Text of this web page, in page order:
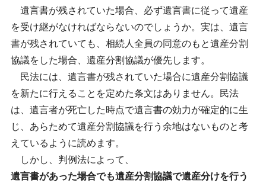
遺言書が残されていた場合、必ず遺言書に従って遺産
を受け継がなければならないのでしょうか。実は、遺言
書が残されていても、相続人全員の同意のもと遺産分割
協議をした場合、遺産分割協議が優先します。
民法には、遺言書が残されていた場合に遺産分割協議
を新たに行えることを定めた条文はありません。民法
は、遺言者が死亡した時点で遺言書の効力が確定的に生
じ、あらためて遺産分割協議を行う余地はないものと考
えているように読めます。
しかし、判例法によって、
遺言書があった場合でも遺産分割協議で遺産分けを行う